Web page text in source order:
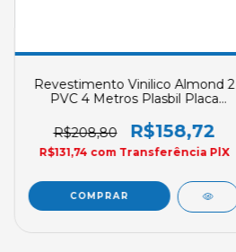
Revestimento Vinilico Almond 2
PVC 4 Metros Plasbil Placa
Encomenda
R$208,80 R$158,72
R$131,74 com Transferência PlX